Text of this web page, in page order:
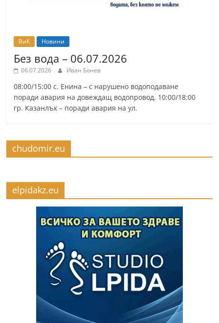
ВиК Новини
Без вода – 06.07.2026
06.07.2026 Иван Бонев
08:00/15:00 с. Енина – с нарушено водоподаване
поради авария на довеждащ водопровод. 10:00/18:00
гр. Казанлък – поради авария на ул.
chudomir.eu
elpidakz.eu